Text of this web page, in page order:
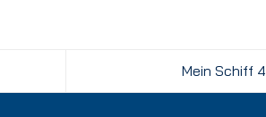
Mein Schiff 4